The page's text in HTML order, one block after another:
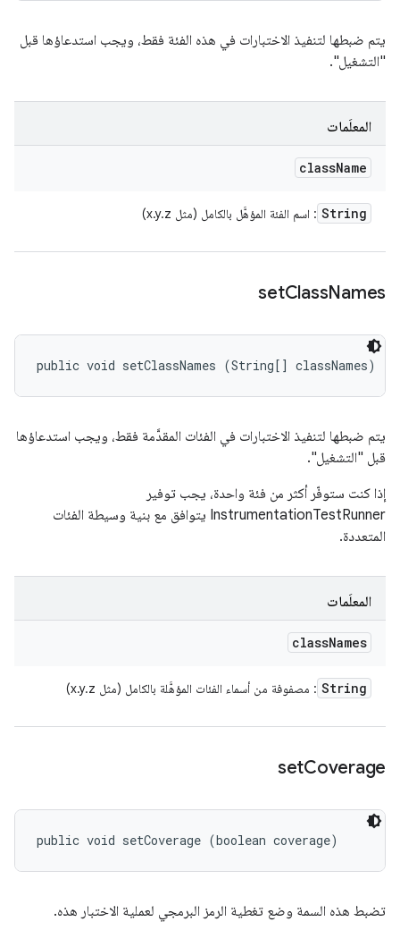
يتم ضبطها لتنفيذ الاختبارات في هذه الفئة فقط، ويجب استدعاؤها قبل
"التشغيل".
المعلَمات
className
String : اسم الفئة المؤهَّل بالكامل (مثل x.y.z)
setClassNames
public void setClassNames (String[] classNames)
يتم ضبطها لتنفيذ الاختبارات في الفئات المقدَّمة فقط، ويجب استدعاؤها
قبل "التشغيل".
إذا كنت ستوفّر أكثر من فئة واحدة، يجب توفير
InstrumentationTestRunner يتوافق مع بنية وسيطة الفئات
المتعددة.
المعلَمات
classNames
String : مصفوفة من أسماء الفئات المؤهَّلة بالكامل (مثل x.y.z)
setCoverage
public void setCoverage (boolean coverage)
تضبط هذه السمة وضع تغطية الرمز البرمجي لعملية الاختبار هذه.